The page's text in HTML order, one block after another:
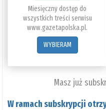
Miesięczny dostęp do
wszystkich treści serwisu
www.gazetapolska.pl.
WYBIERAM
Masz już
W ramach subskrypcji